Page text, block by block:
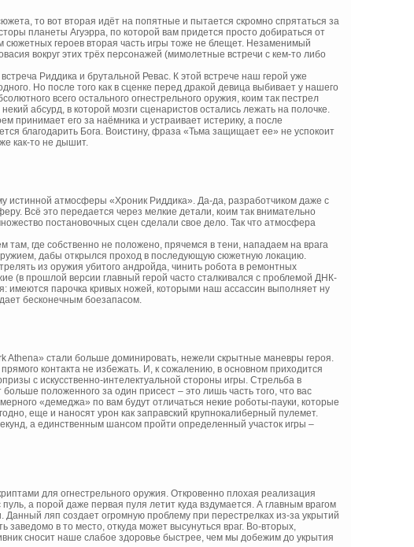
то вот вторая идёт на попятные и пытается скромно спрятаться за
планеты Агуэрра, по которой вам придется просто добираться от
сюжетных героев вторая часть игры тоже не блещет. Незаменимый
вокруг этих трёх персонажей (мимолетные встречи с кем-то либо
Риддика и брутальной Ревас. К этой встрече наш герой уже
Но после того как в сценке перед дракой девица выбивает у нашего
всего остального огнестрельного оружия, коим так пестрел
абсурд, в которой мозги сценаристов остались лежать на полочке.
принимает его за наёмника и устраивает истерику, а после
благодарить Бога. Воистину, фраза «Тьма защищает ее» не успокоит
как-то не дышит.
истинной атмосферы «Хроник Риддика». Да-да, разработчиком даже с
Всё это передается через мелкие детали, коим так внимательно
постановочных сцен сделали свое дело. Так что атмосфера
где собственно не положено, прячемся в тени, нападаем на врага
дабы открылся проход в последующую сюжетную локацию.
из оружия убитого андройда, чинить робота в ремонтных
(в прошлой версии главный герой часто сталкивался с проблемой ДНК-
имеются парочка кривых ножей, которыми наш ассассин выполняет ну
бесконечным боезапасом.
стали больше доминировать, нежели скрытные маневры героя.
контакта не избежать. И, к сожалению, в основном приходится
с искусственно-интелектуальной стороны игры. Стрельба в
положенного за один присест – это лишь часть того, что вас
«демеджа» по вам будут отличаться некие роботы-пауки, которые
еще и наносят урон как заправский крупнокалиберный пулемет.
а единственным шансом пройти определенный участок игры –
для огнестрельного оружия. Откровенно плохая реализация
а порой даже первая пуля летит куда вздумается. А главным врагом
ляп создает огромную проблему при перестрелках из-за укрытий
в то место, откуда может высунуться враг. Во-вторых,
сносит наше слабое здоровье быстрее, чем мы добежим до укрытия